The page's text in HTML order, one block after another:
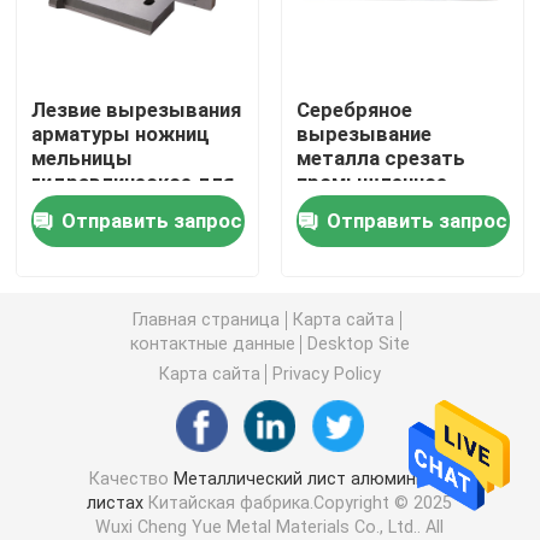
Алюминиевый круглый бар
Лист углерода стальной
Тонкие алюминиевые прокладки
круглый алюминиевый лист
Алюминиевая трубка катушки
Лезвие вырезывания
арматуры ножниц
мельницы
гидравлическое для
подгонянной
толщины H13
Отправить запрос
Серебряное
вырезывание
металла срезать
промышленное
предприятие 9CrSi
лезвий 0.8mm
Отправить запрос
Главная страница
Карта сайта
контактные данные
Desktop Site
Карта сайта
Privacy Policy
Качество Металлический лист алюминия в
листах Китайская фабрика.Copyright © 2025
Wuxi Cheng Yue Metal Materials Co., Ltd.. All